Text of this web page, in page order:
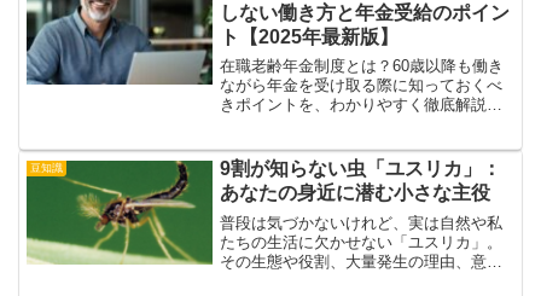
しない働き方と年金受給のポイン
ト【2025年最新版】
在職老齢年金制度とは？60歳以降も働き
ながら年金を受け取る際に知っておくべ
きポイントを、わかりやすく徹底解説。
ご紹介します。
豆知識
9割が知らない虫「ユスリカ」：
あなたの身近に潜む小さな主役
普段は気づかないけれど、実は自然や私
たちの生活に欠かせない「ユスリカ」。
その生態や役割、大量発生の理由、意外